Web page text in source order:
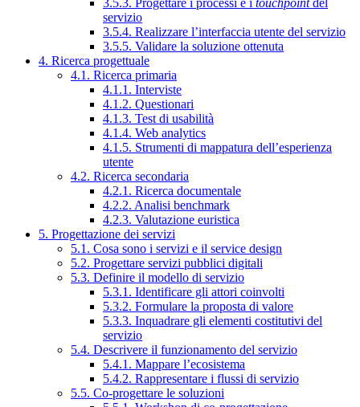
3.5.3. Progettare i processi e i touchpointdel
servizio
3.5.4. Realizzare l’interfaccia utente del servizio
3.5.5. Validare la soluzione ottenuta
4. Ricerca progettuale
4.1. Ricerca primaria
4.1.1. Interviste
4.1.2. Questionari
4.1.3. Test di usabilità
4.1.4. Web analytics
4.1.5. Strumenti di mappatura dell’esperienza
utente
4.2. Ricerca secondaria
4.2.1. Ricerca documentale
4.2.2. Analisi benchmark
4.2.3. Valutazione euristica
5. Progettazione dei servizi
5.1. Cosa sono i servizi e il service design
5.2. Progettare servizi pubblici digitali
5.3. Definire il modello di servizio
5.3.1. Identificare gli attori coinvolti
5.3.2. Formulare la proposta di valore
5.3.3. Inquadrare gli elementi costitutivi del
servizio
5.4. Descrivere il funzionamento del servizio
5.4.1. Mappare l’ecosistema
5.4.2. Rappresentare i flussi di servizio
5.5. Co-progettare le soluzioni